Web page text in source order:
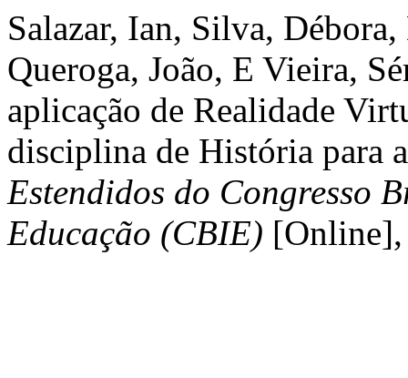
Salazar, Ian, Silva,
Queroga, João, E Vieira,
aplicação de Realidade
disciplina de História para
Estendidos do Congresso
Educação (CBIE)